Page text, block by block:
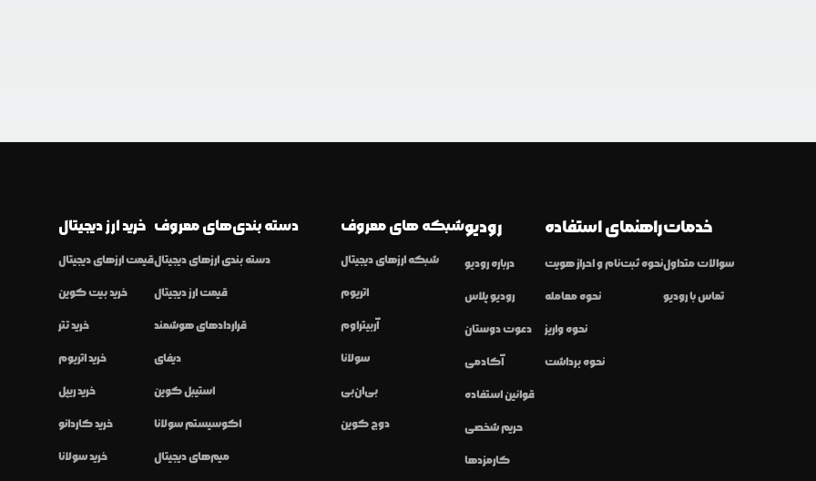
خرید ارز دیجیتال
قیمت ارزهای دیجیتال
خرید بیت کوین
خرید تتر
خرید اتریوم
خرید ریپل
خرید کاردانو
خرید سولانا
دسته بندی‌های معروف
دسته بندی ارزهای دیجیتال
قیمت ارز دیجیتال
قراردادهای هوشمند
دیفای
استیبل کوین
اکوسیستم سولانا
میم‌های دیجیتال
شبکه های معروف
شبکه ارزهای دیجیتال
اتریوم
آربیتراوم
سولانا
بی‌ان‌بی
دوج کوین
رودیو
درباره رودیو
رودیو پلاس
دعوت دوستان
آکادمی
قوانین استفاده
حریم شخصی
کارمزدها
راهنمای استفاده
نحوه ثبت‌نام و احراز هویت
نحوه معامله
نحوه واریز
نحوه برداشت
خدمات
سوالات متداول
تماس با رودیو